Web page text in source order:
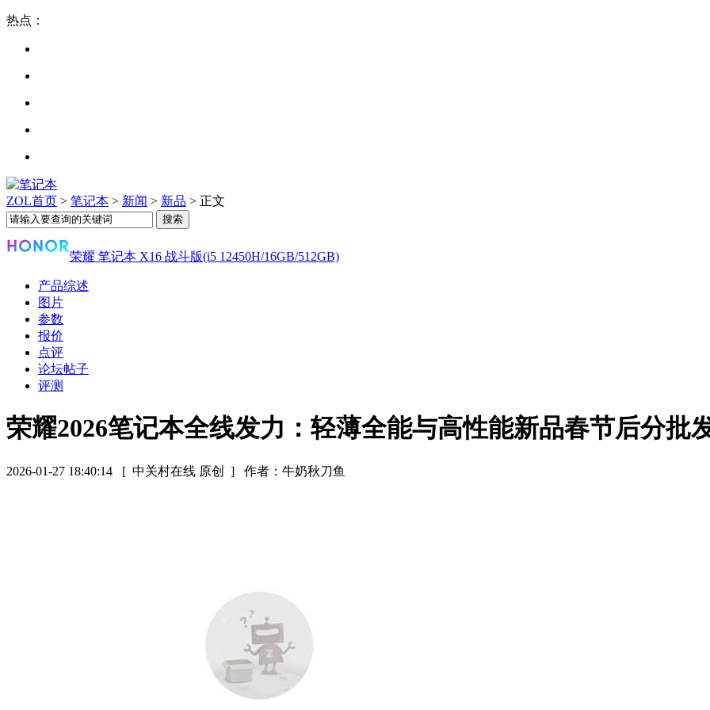
热点：
ZOL首页 > 笔记本 > 新闻 > 新品 > 正文
荣耀 笔记本 X16 战斗版(i5 12450H/16GB/512GB)
产品综述
图片
参数
报价
点评
论坛帖子
评测
荣耀2026笔记本全线发力：轻薄全能与高性能新品春节后分批
2026-01-27 18:40:14 [ 中关村在线 原创 ] 作者：牛奶秋刀鱼